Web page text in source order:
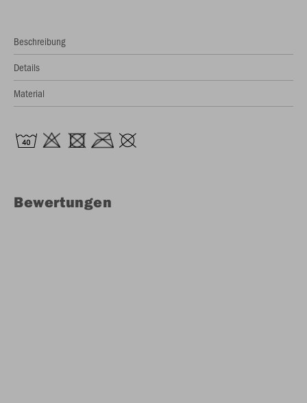
Beschreibung
Details
Material
Bewertungen